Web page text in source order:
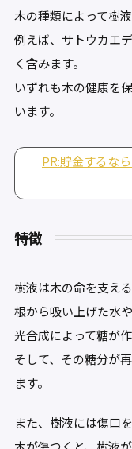
木の種類によって樹
例えば、サトウカエ
く含みます。
いずれも木の健康を
います。
PR:貯金するな
特徴
樹液は木の命を支え
根から吸い上げた水
光合成によって糖が作
そして、その糖分が
ます。
また、樹液には傷口